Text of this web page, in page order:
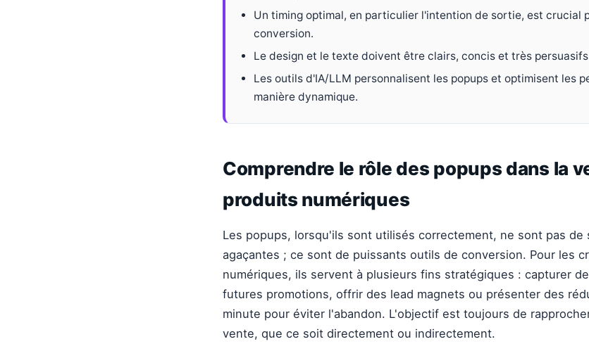
Un timing optimal, en particulier l'intention de sortie, est crucial
conversion.
Le design et le texte doivent être clairs, concis et très
Les outils d'IA/LLM personnalisent les popups et optimisent les
manière dynamique.
Comprendre le rôle des popups dans la
produits numériques
Les popups, lorsqu'ils sont utilisés correctement, ne sont pas de
agaçantes ; ce sont de puissants outils de conversion. Pour les
numériques, ils servent à plusieurs fins stratégiques : capturer
futures promotions, offrir des lead magnets ou présenter des
minute pour éviter l'abandon. L'objectif est toujours de
vente, que ce soit directement ou indirectement.